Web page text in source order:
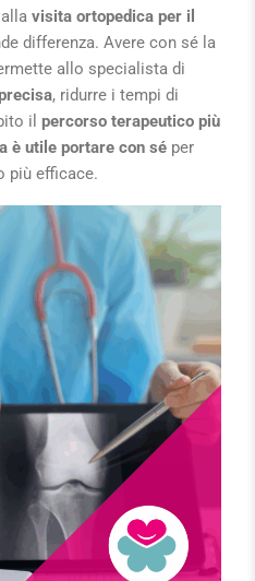
visita ortopedica per il
differenza. Avere con sé la
allo specialista di
, ridurre i tempi di
il percorso terapeutico più
è utile portare con sé per
più efficace.